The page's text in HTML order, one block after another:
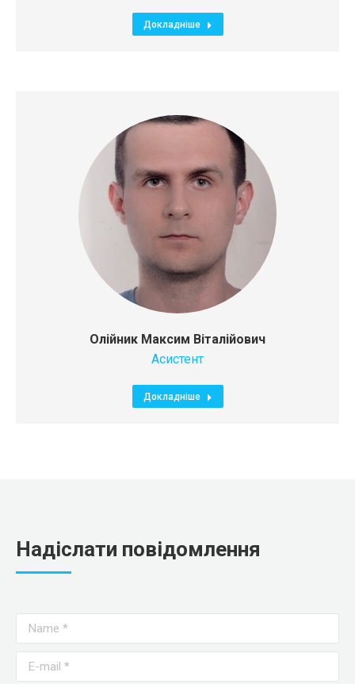
Докладніше
Олійник Максим Віталійович
Асистент
Докладніше
Надіслати повідомлення
Name *
E-mail *